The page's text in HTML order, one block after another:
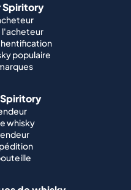
Spiritory
l'acheteur
populaire
whisky